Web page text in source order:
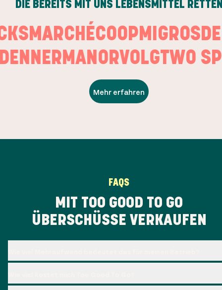
DIE BEREITS MIT UNS LEBENSMITTEL
MARCHÉCOOP MIGROS
MANOR VOLGTWO
Mehr erfahren
FAQS
MIT TOO GOOD TO GO
ÜBERSCHÜSSE VERKAUFEN